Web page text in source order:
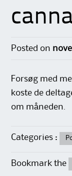
Posted on
Forsøg med
koste de
om måneden.
Categories :
Bookmark the